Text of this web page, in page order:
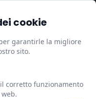
cookie
garantirle la migliore
sito.
corretto funzionamento